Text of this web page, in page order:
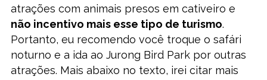
atrações com animais presos em cativeiro e
não incentivo mais esse tipo de turismo.
Portanto, eu recomendo você troque o safári
noturno e a ida ao Jurong Bird Park por outras
atrações. Mais abaixo no texto, irei citar mais